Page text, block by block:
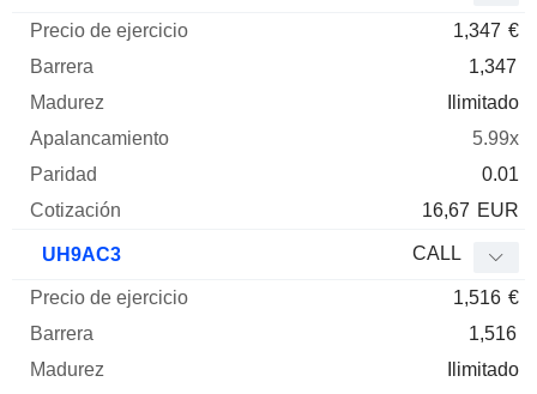
1,347 €
1,347
Ilimitado
5.99x
0.01
16,67 EUR
UH9AC3 CALL
1,516 €
1,516
Ilimitado